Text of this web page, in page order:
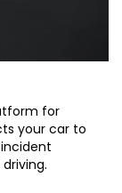
for
your car to